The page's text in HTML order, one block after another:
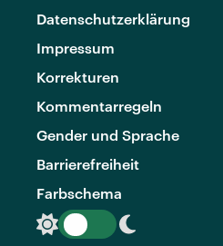
Datenschutzerklärung
Impressum
Korrekturen
Kommentarregeln
Gender und Sprache
Barrierefreiheit
Farbschema